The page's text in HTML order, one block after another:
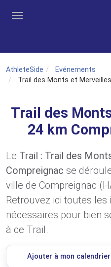
AthleteSide
Evénements
Trail des Monts et
Trail des
24 km
Le Trail : Trail des
Compreignac se
ville de Compreignac
Retrouvez ici toutes les
nécessaires pour bien
à ce Trail.
Ajouter à mon calendrier